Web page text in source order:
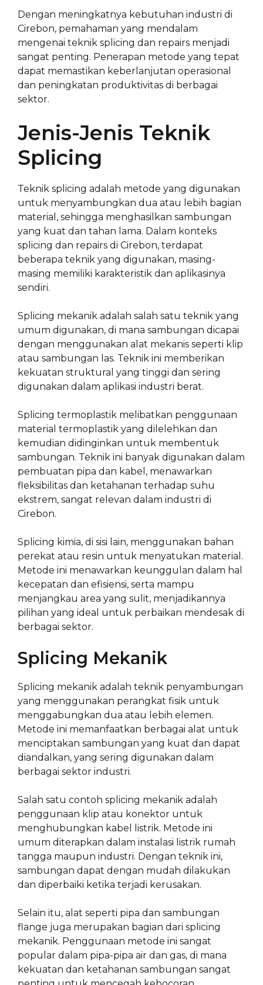
Dengan meningkatnya kebutuhan industri di
Cirebon, pemahaman yang mendalam
mengenai teknik splicing dan repairs menjadi
sangat penting. Penerapan metode yang tepat
dapat memastikan keberlanjutan operasional
dan peningkatan produktivitas di berbagai
sektor.
Jenis-Jenis Teknik
Splicing
Teknik splicing adalah metode yang digunakan
untuk menyambungkan dua atau lebih bagian
material, sehingga menghasilkan sambungan
yang kuat dan tahan lama. Dalam konteks
splicing dan repairs di Cirebon, terdapat
beberapa teknik yang digunakan, masing-
masing memiliki karakteristik dan aplikasinya
sendiri.
Splicing mekanik adalah salah satu teknik yang
umum digunakan, di mana sambungan dicapai
dengan menggunakan alat mekanis seperti klip
atau sambungan las. Teknik ini memberikan
kekuatan struktural yang tinggi dan sering
digunakan dalam aplikasi industri berat.
Splicing termoplastik melibatkan penggunaan
material termoplastik yang dilelehkan dan
kemudian didinginkan untuk membentuk
sambungan. Teknik ini banyak digunakan dalam
pembuatan pipa dan kabel, menawarkan
fleksibilitas dan ketahanan terhadap suhu
ekstrem, sangat relevan dalam industri di
Cirebon.
Splicing kimia, di sisi lain, menggunakan bahan
perekat atau resin untuk menyatukan material.
Metode ini menawarkan keunggulan dalam hal
kecepatan dan efisiensi, serta mampu
menjangkau area yang sulit, menjadikannya
pilihan yang ideal untuk perbaikan mendesak di
berbagai sektor.
Splicing Mekanik
Splicing mekanik adalah teknik penyambungan
yang menggunakan perangkat fisik untuk
menggabungkan dua atau lebih elemen.
Metode ini memanfaatkan berbagai alat untuk
menciptakan sambungan yang kuat dan dapat
diandalkan, yang sering digunakan dalam
berbagai sektor industri.
Salah satu contoh splicing mekanik adalah
penggunaan klip atau konektor untuk
menghubungkan kabel listrik. Metode ini
umum diterapkan dalam instalasi listrik rumah
tangga maupun industri. Dengan teknik ini,
sambungan dapat dengan mudah dilakukan
dan diperbaiki ketika terjadi kerusakan.
Selain itu, alat seperti pipa dan sambungan
flange juga merupakan bagian dari splicing
mekanik. Penggunaan metode ini sangat
popular dalam pipa-pipa air dan gas, di mana
kekuatan dan ketahanan sambungan sangat